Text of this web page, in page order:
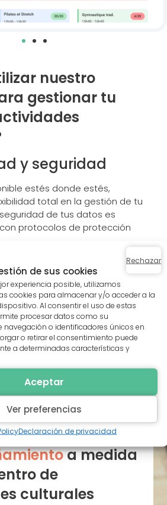
de sus cookies
experiencia posible, utilizamos
cookies para almacenar y/o acceder a la
Al consentir el uso de estas
procesar datos como su
o identificadores únicos en
o retirar el consentimiento puede
a determinadas características y
Aceptar
Rechazar
Ver preferencias
Declaración de privacidad
nuestro
gestionar tu
y seguridad
estés donde estés,
total en la gestión de tu
de tus datos es
protocolos de protección
y equipo
siempre disponible para
asesoramiento, garantizando
en la gestión de tu centro
gratuita
a medida
de
culturales